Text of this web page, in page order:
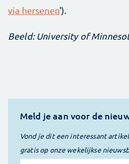
via hersenen').
Beeld: University of
Meld je aan voor de
Vond je dit een interessant
gratis op onze wekelijkse